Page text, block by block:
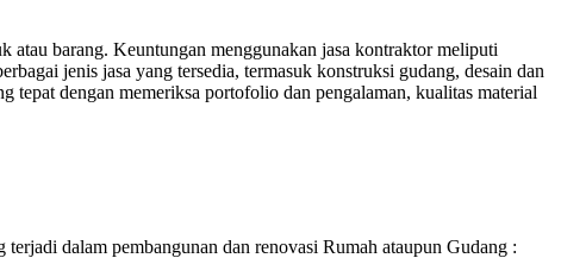
atau barang. Keuntungan menggunakan jasa kontraktor meliputi
jenis jasa yang tersedia, termasuk konstruksi gudang, desain dan
tepat dengan memeriksa portofolio dan pengalaman, kualitas material
dalam pembangunan dan renovasi Rumah ataupun Gudang :